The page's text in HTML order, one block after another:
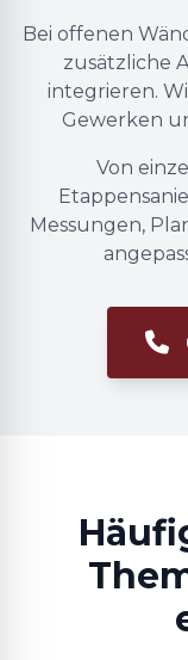
Bei offenen
zusätzliche
integrieren.
Gewerken
Von
Messungen,